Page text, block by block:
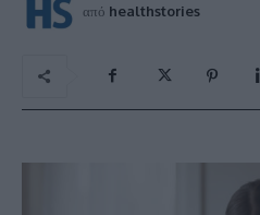
από healthstories